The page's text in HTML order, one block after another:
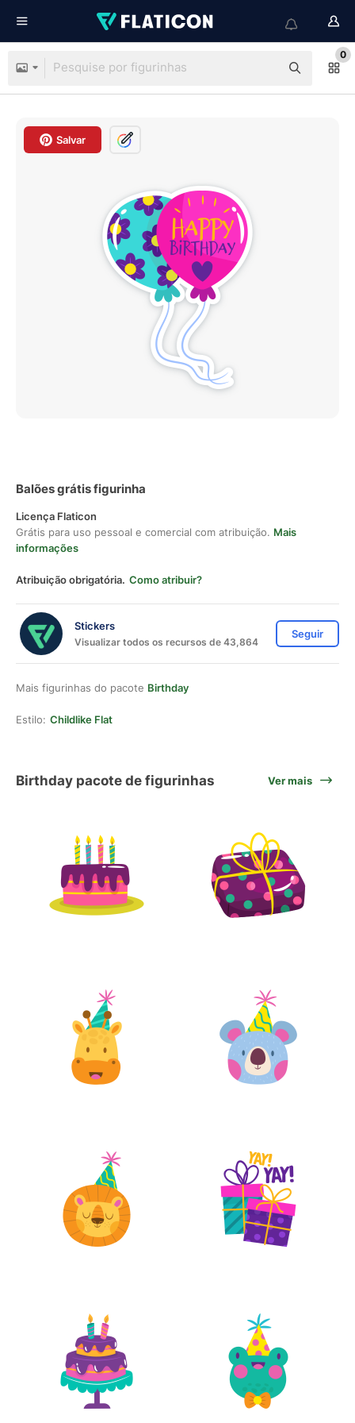
0
Salvar
Balões grátis figurinha
Licença Flaticon
Grátis para uso pessoal e comercial com atribuição. Mais
informações
Atribuição obrigatória. Como atribuir?
Stickers
Visualizar todos os recursos de 43,864
Seguir
Mais figurinhas do pacote Birthday
Estilo: Childlike Flat
Birthday pacote de figurinhas Ver mais